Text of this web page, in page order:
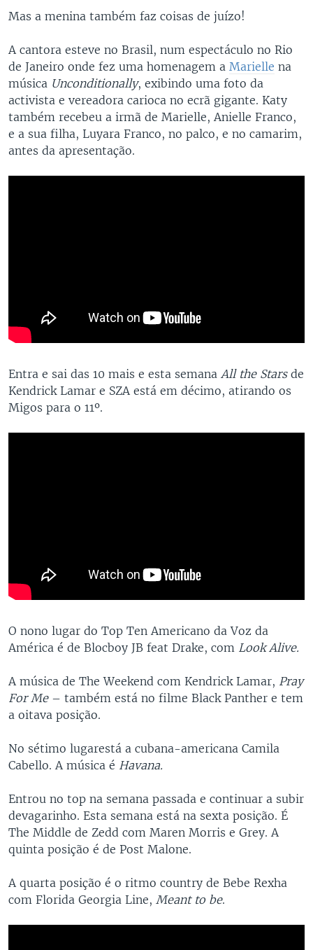
Mas a menina também faz coisas de juízo!
A cantora esteve no Brasil, num espectáculo no Rio
de Janeiro onde fez uma homenagem a Marielle na
música Unconditionally, exibindo uma foto da
activista e vereadora carioca no ecrã gigante. Katy
também recebeu a irmã de Marielle, Anielle Franco,
e a sua filha, Luyara Franco, no palco, e no camarim,
antes da apresentação.
Entra e sai das 10 mais e esta semana All the Starsde
Kendrick Lamar e SZA está em décimo, atirando os
Migos para o 11º.
O nono lugar do Top Ten Americano da Voz da
América é de Blocboy JB feat Drake, com Look Alive.
A música de The Weekend com Kendrick Lamar, Pray
For Me– também está no filme Black Panther e tem
a oitava posição.
No sétimo lugarestá a cubana-americana Camila
Cabello. A música é Havana.
Entrou no top na semana passada e continuar a subir
devagarinho. Esta semana está na sexta posição. É
The Middle de Zedd com Maren Morris e Grey. A
quinta posição é de Post Malone.
A quarta posição é o ritmo country de Bebe Rexha
com Florida Georgia Line, Meant to be.